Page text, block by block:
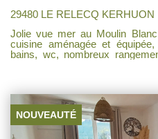
29480 LE RELECQ KERHUON
Jolie vue mer au Moulin
cuisine aménagée et équipée,
bains, wc, nombreux rangements,
NOUVEAUTÉ